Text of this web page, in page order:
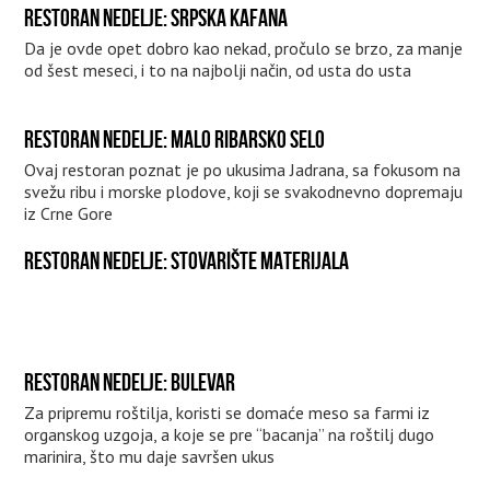
RESTORAN NEDELJE: SRPSKA KAFANA
Da je ovde opet dobro kao nekad, pročulo se brzo, za manje
od šest meseci, i to na najbolji način, od usta do usta
RESTORAN NEDELJE: MALO RIBARSKO SELO
Ovaj restoran poznat je po ukusima Jadrana, sa fokusom na
svežu ribu i morske plodove, koji se svakodnevno dopremaju
iz Crne Gore
RESTORAN NEDELJE: STOVARIŠTE MATERIJALA
RESTORAN NEDELJE: BULEVAR
Za pripremu roštilja, koristi se domaće meso sa farmi iz
organskog uzgoja, a koje se pre “bacanja” na roštilj dugo
marinira, što mu daje savršen ukus